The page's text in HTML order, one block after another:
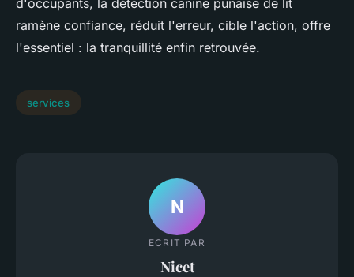
d'occupants, la détection canine punaise de lit
ramène confiance, réduit l'erreur, cible l'action, offre
l'essentiel : la tranquillité enfin retrouvée.
services
N
ECRIT PAR
Nicet